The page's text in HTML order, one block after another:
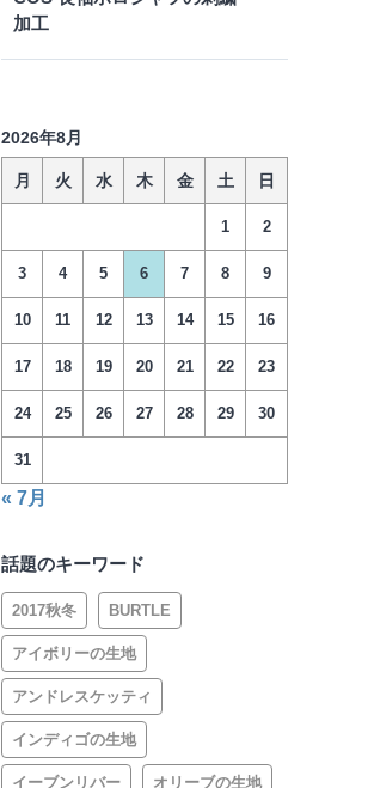
加工
2026年8月
月 火 水 木 金 土 日
1 2
3 4 5 6 7 8 9
10 11 12 13 14 15 16
17 18 19 20 21 22 23
24 25 26 27 28 29 30
31
« 7月
話題のキーワード
2017秋冬 BURTLE
アイボリーの生地
アンドレスケッティ
インディゴの生地
イーブンリバー オリーブの生地